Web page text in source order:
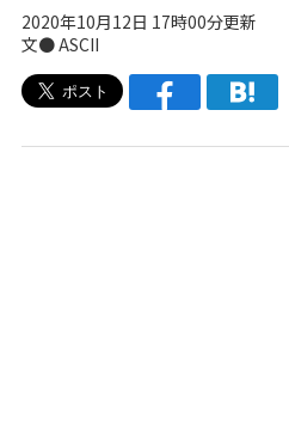
2020年10月12日 17時00分更新
文● ASCII